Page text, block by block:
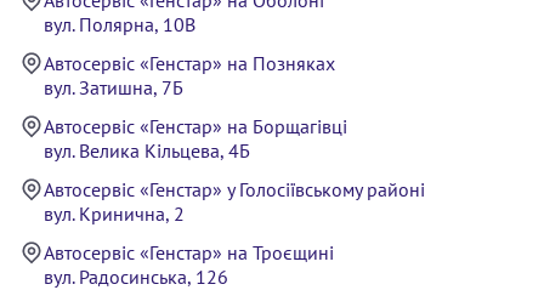
вул. Полярна, 10В
Автосервіс «Генстар» на Позняках
вул. Затишна, 7Б
Автосервіс «Генстар» на Борщагівці
вул. Велика Кільцева, 4Б
Автосервіс «Генстар» у Голосіївському районі
вул. Кринична, 2
Автосервіс «Генстар» на Троєщині
вул. Радосинська, 126